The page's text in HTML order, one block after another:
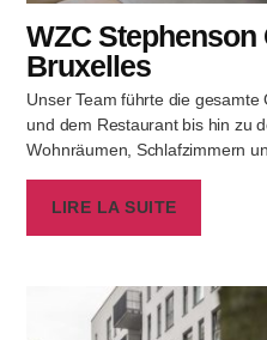
WZC Stephenson
Bruxelles
Unser Team führte die
und dem Restaurant bis hin zu
Wohnräumen, Schlafzimmern
LIRE LA SUITE